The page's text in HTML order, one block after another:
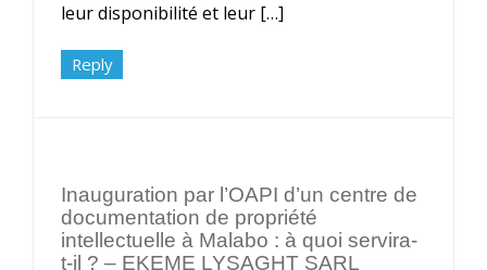
leur disponibilité et leur […]
Reply
Inauguration par l’OAPI d’un centre de
documentation de propriété
intellectuelle à Malabo : à quoi servira-
t-il ? – EKEME LYSAGHT SARL